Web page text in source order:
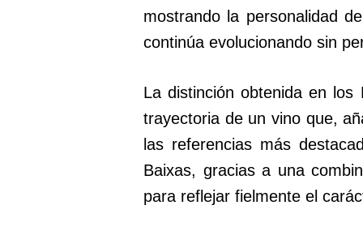
mostrando la personalidad
continúa evolucionando sin
La distinción obtenida en los
trayectoria de un vino que,
las referencias más
Baixas, gracias a una
para reflejar fielmente el